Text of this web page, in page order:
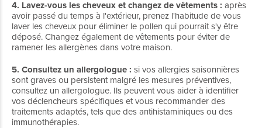
4. Lavez-vous les cheveux et changez de vêtements : après
avoir passé du temps à l'extérieur, prenez l'habitude de vous
laver les cheveux pour éliminer le pollen qui pourrait s'y être
déposé. Changez également de vêtements pour éviter de
ramener les allergènes dans votre maison.
5. Consultez un allergologue : si vos allergies saisonnières
sont graves ou persistent malgré les mesures préventives,
consultez un allergologue. Ils peuvent vous aider à identifier
vos déclencheurs spécifiques et vous recommander des
traitements adaptés, tels que des antihistaminiques ou des
immunothérapies.